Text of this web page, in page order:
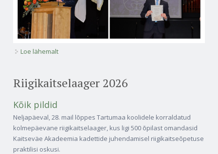
Loe lähemalt
Riigikaitselaager 2026
Kõik pildid
Neljapäeval, 28. mail lõppes Tartumaa koolidele korraldatud
kolmepäevane riigikaitselaager, kus ligi 500 õpilast omandasid
Kaitseväe Akadeemia kadettide juhendamisel riigikaitseõpetuse
praktilisi oskusi.